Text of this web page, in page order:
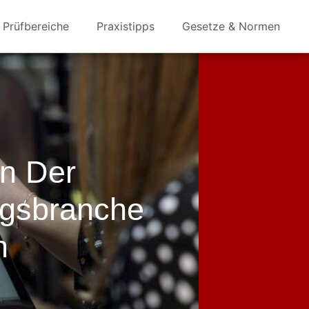
Prüfbereiche Praxistipps Gesetze & Normen
Der